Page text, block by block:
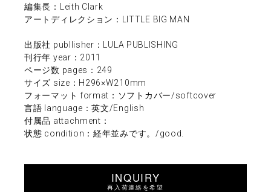
編集長：Leith Clark
アートディレクション：LITTLE BIG MAN
出版社 publlisher：LULA PUBLISHING
刊行年 year：2011
ページ数 pages：249
サイズ size：H296×W210mm
フォーマット format：ソフトカバー/softcover
言語 language：英文/English
付属品 attachment：
状態 condition：経年並みです。/good.
INQUIRY
再入荷連絡を希望